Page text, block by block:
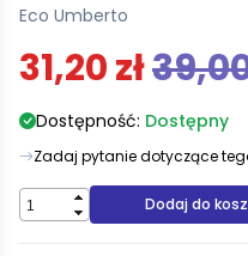
Eco Umberto
31,20 zł
Dostępność: Dostępny
Zadaj pytanie dotyczące
Dodaj do